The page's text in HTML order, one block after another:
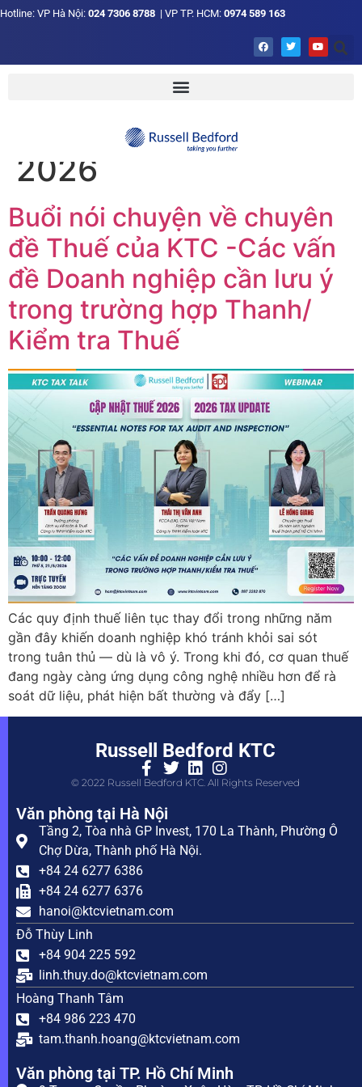
Hotline: VP Hà Nội: 024 7306 8788 | VP TP. HCM: 0974 589 163
Cập Nhật Thuế
2026
Buổi nói chuyện về chuyên
đề Thuế của KTC -Các vấn
đề Doanh nghiệp cần lưu ý
trong trường hợp Thanh/
Kiểm tra Thuế
Các quy định thuế liên tục thay đổi trong những năm
gần đây khiến doanh nghiệp khó tránh khỏi sai sót
trong tuân thủ — dù là vô ý. Trong khi đó, cơ quan thuế
đang ngày càng ứng dụng công nghệ nhiều hơn để rà
soát dữ liệu, phát hiện bất thường và đẩy […]
Russell Bedford KTC
© 2022 Russell Bedford KTC. All Rights Reserved
Văn phòng tại Hà Nội
Tầng 2, Tòa nhà GP Invest, 170 La Thành, Phường Ô
Chợ Dừa, Thành phố Hà Nội.
+84 24 6277 6386
+84 24 6277 6376
hanoi@ktcvietnam.com
Đỗ Thùy Linh
+84 904 225 592
linh.thuy.do@ktcvietnam.com
Hoàng Thanh Tâm
+84 986 223 470
tam.thanh.hoang@ktcvietnam.com
Văn phòng tại TP. Hồ Chí Minh